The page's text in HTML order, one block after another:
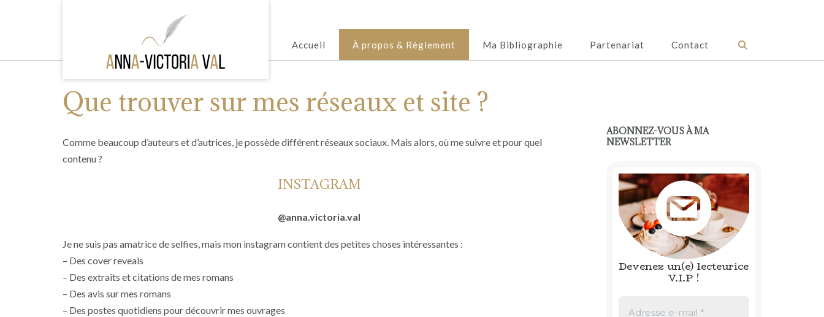
Accueil À propos & Règlement Ma Bibliographie Partenariat Contact
Que trouver sur mes réseaux et site ?
Comme beaucoup d’auteurs et d’autrices, je possède différent réseaux sociaux. Mais alors, où me suivre et pour quel
contenu ?
INSTAGRAM
@anna.victoria.val
Je ne suis pas amatrice de selfies, mais mon instagram contient des petites choses intéressantes :
– Des cover reveals
– Des extraits et citations de mes romans
– Des avis sur mes romans
– Des postes quotidiens pour découvrir mes ouvrages
ABONNEZ-VOUS À MA
NEWSLETTER
Devenez un(e) lecteurice
V.I.P !